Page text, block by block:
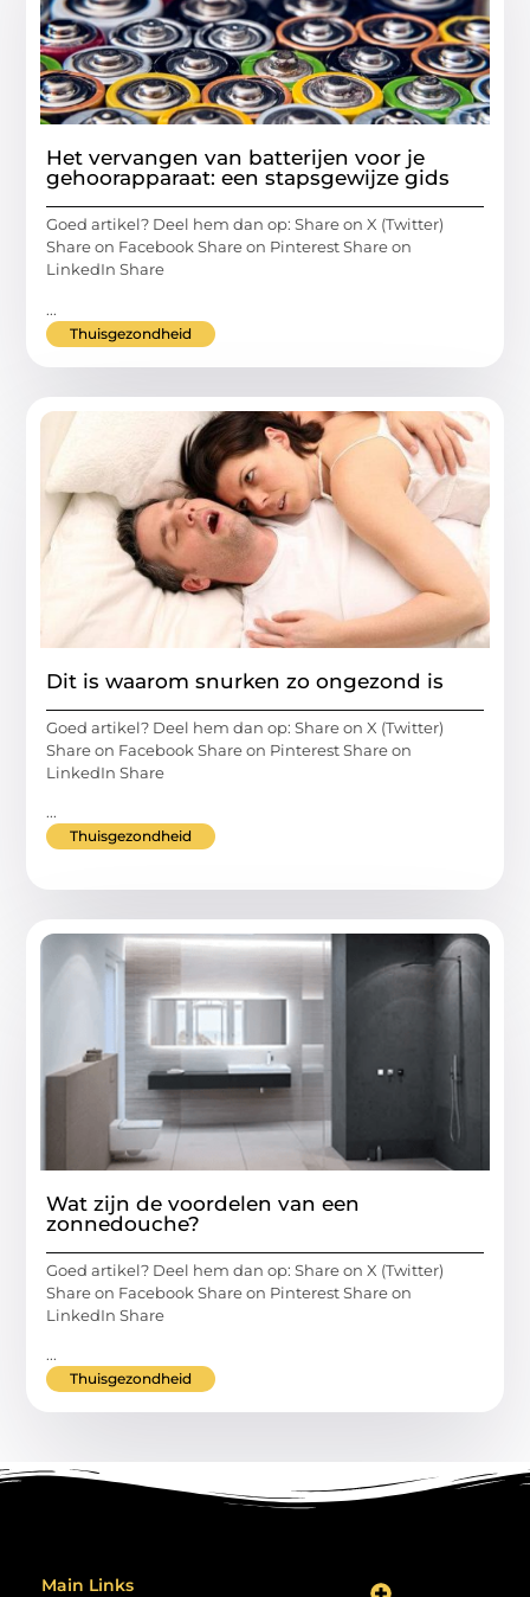
Het vervangen van batterijen voor je
gehoorapparaat: een stapsgewijze gids
Goed artikel? Deel hem dan op: Share on X (Twitter)
Share on Facebook Share on Pinterest Share on
LinkedIn Share
...
Thuisgezondheid
Dit is waarom snurken zo ongezond is
Goed artikel? Deel hem dan op: Share on X (Twitter)
Share on Facebook Share on Pinterest Share on
LinkedIn Share
...
Thuisgezondheid
Wat zijn de voordelen van een
zonnedouche?
Goed artikel? Deel hem dan op: Share on X (Twitter)
Share on Facebook Share on Pinterest Share on
LinkedIn Share
...
Thuisgezondheid
Main Links